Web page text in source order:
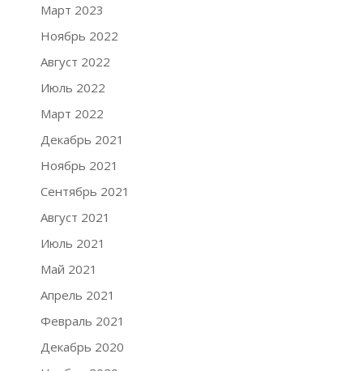
Март 2023
Ноябрь 2022
Август 2022
Июль 2022
Март 2022
Декабрь 2021
Ноябрь 2021
Сентябрь 2021
Август 2021
Июль 2021
Май 2021
Апрель 2021
Февраль 2021
Декабрь 2020